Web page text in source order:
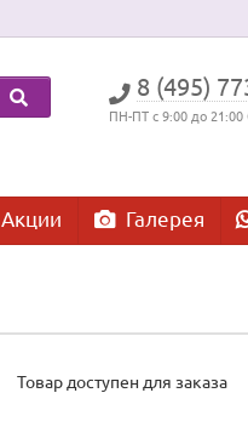
8 (495)
ПН-ПТ с 9:00 до 21:00
Акции Галерея
Товар доступен для заказа